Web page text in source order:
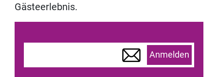
Gästeerlebnis.
Anmelden